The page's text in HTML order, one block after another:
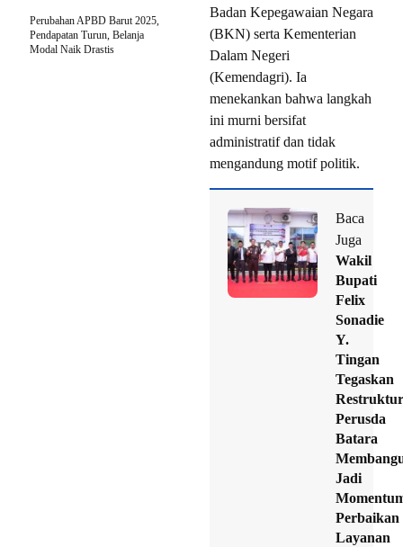
Badan Kepegawaian Negara
(BKN) serta Kementerian
Dalam Negeri
(Kemendagri). Ia
menekankan bahwa langkah
ini murni bersifat
administratif dan tidak
mengandung motif politik.
Baca
Juga
Wakil
Bupati
Felix
Sonadie
Y.
Tingan
Tegaskan
Perusda
Batara
Jadi
Perbaikan
Layanan
Perubahan APBD Barut 2025,
Pendapatan Turun, Belanja
Modal Naik Drastis